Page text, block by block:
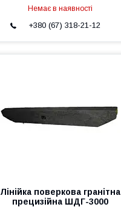
Немає в наявності
+380 (67) 318-21-12
Лінійка поверкова гранітна
прецизійна ШДГ-3000